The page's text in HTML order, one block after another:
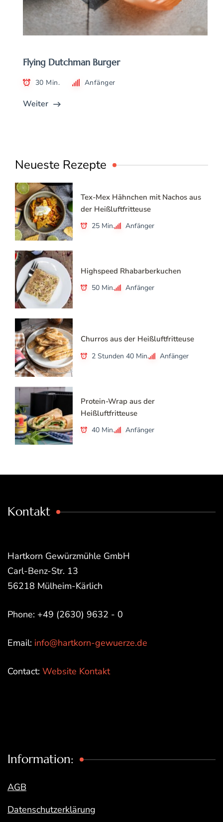
Flying Dutchman Burger
30 Min. Anfänger
Weiter
Neueste Rezepte
Tex-Mex Hähnchen mit Nachos aus
der Heißluftfritteuse
25 Min. Anfänger
Highspeed Rhabarberkuchen
50 Min. Anfänger
Churros aus der Heißluftfritteuse
2 Stunden 40 Min. Anfänger
Protein-Wrap aus der
Heißluftfritteuse
40 Min. Anfänger
Kontakt
Hartkorn Gewürzmühle GmbH
Carl-Benz-Str. 13
56218 Mülheim-Kärlich
Phone: +49 (2630) 9632 - 0
Email: info@hartkorn-gewuerze.de
Contact: Website Kontakt
Information:
AGB
Datenschutzerklärung